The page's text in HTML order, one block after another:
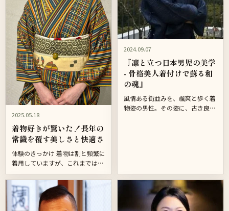
2025.05.18
着物好きが驚いた！長年の
常識を覆す美しさと快適さ
体験のきっかけ 着物は割と頻繁に
着用していますが、これまでは全
て自己流。着付けに時間がかかる
ため、忙しい時には泣く泣く着る
のを諦めることも多くありまし
た。また、補正などもしないの
2024.09.07
『凛と立つ日本男児の美学
- 骨格美人着付けで蘇る和
の魂』
風情ある街並みを、颯爽と歩く着
物姿の男性。その姿に、古き良き